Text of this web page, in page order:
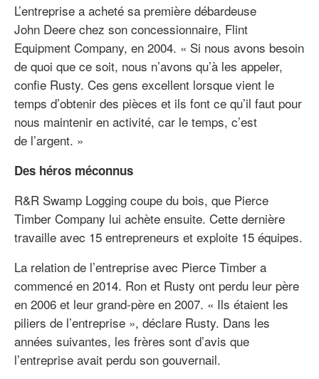
L’entreprise a acheté sa première débardeuse
John Deere chez son concessionnaire, Flint
Equipment Company, en 2004. « Si nous avons besoin
de quoi que ce soit, nous n’avons qu’à les appeler,
confie Rusty. Ces gens excellent lorsque vient le
temps d’obtenir des pièces et ils font ce qu’il faut pour
nous maintenir en activité, car le temps, c’est
de l’argent. »
Des héros méconnus
R&R Swamp Logging coupe du bois, que Pierce
Timber Company lui achète ensuite. Cette dernière
travaille avec 15 entrepreneurs et exploite 15 équipes.
La relation de l’entreprise avec Pierce Timber a
commencé en 2014. Ron et Rusty ont perdu leur père
en 2006 et leur grand-père en 2007. « Ils étaient les
piliers de l’entreprise », déclare Rusty. Dans les
années suivantes, les frères sont d’avis que
l’entreprise avait perdu son gouvernail.